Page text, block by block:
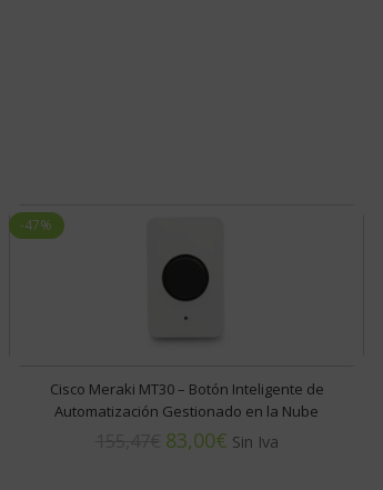
-47%
Cisco Meraki MT30 – Botón Inteligente de
Automatización Gestionado en la Nube
83,00€